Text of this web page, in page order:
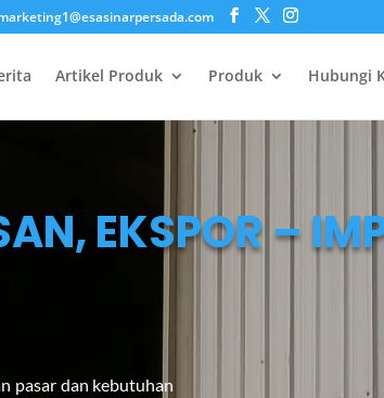
Artikel Produk Produk Hubungi
EKSPOR –
pasar dan kebutuhan